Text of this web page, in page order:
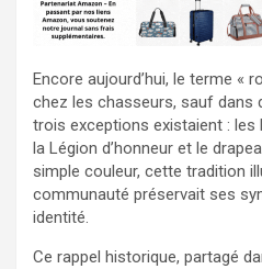
Encore aujourd’hui, le terme «
chez les chasseurs, sauf dans
trois exceptions existaient : les
la Légion d’honneur et le
simple couleur, cette tradition
communauté préservait ses
identité.
Ce rappel historique, partagé